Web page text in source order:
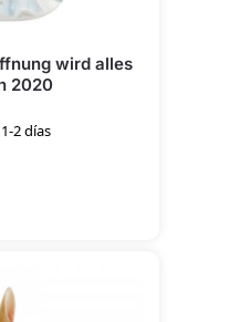
wird alles
2020
2 días